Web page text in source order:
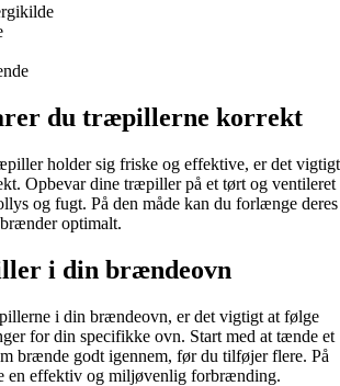
du træpillerne korrekt
holder sig friske og effektive, er det vigtigt
Opbevar dine træpiller på et tørt og ventileret
og fugt. På den måde kan du forlænge deres
optimalt.
i din brændeovn
i din brændeovn, er det vigtigt at følge
for din specifikke ovn. Start med at tænde et
brænde godt igennem, før du tilføjer flere. På
en effektiv og miljøvenlig forbrænding.